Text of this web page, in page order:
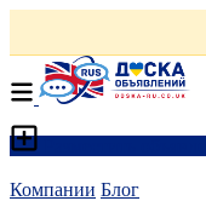
Компании Блог